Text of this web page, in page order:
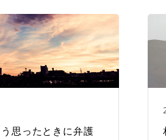
思ったときに弁護